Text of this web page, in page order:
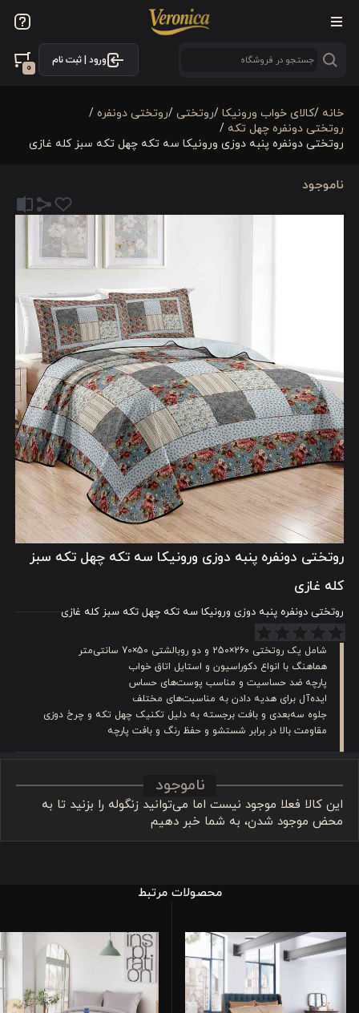
ورود | ثبت نام
0
خانه /کالای خواب ورونیکا /روتختی /روتختی دونفره /
روتختی دونفره چهل تکه /
روتختی دونفره پنبه دوزی ورونیکا سه تکه چهل تکه سبز کله غازی
ناموجود
روتختی دونفره پنبه دوزی ورونیکا سه تکه چهل تکه سبز
کله غازی
روتختی دونفره پنبه دوزی ورونیکا سه تکه چهل تکه سبز کله غازی
شامل یک روتختی 260×250 و دو روبالشتی 50×70 سانتی‌متر
هماهنگ با انواع دکوراسیون و استایل اتاق خواب
پارچه ضد حساسیت و مناسب پوست‌های حساس
ایده‌آل برای هدیه دادن به مناسبت‌های مختلف
جلوه سه‌بعدی و بافت برجسته به دلیل تکنیک چهل تکه و چرخ دوزی
مقاومت بالا در برابر شستشو و حفظ رنگ و بافت پارچه
ناموجود
این کالا فعلا موجود نیست اما می‌توانید زنگوله را بزنید تا به
محض موجود شدن، به شما خبر دهیم
محصولات مرتبط